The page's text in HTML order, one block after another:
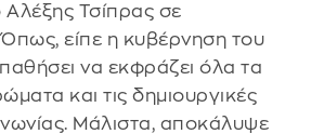
Αλέξης Τσίπρας σε
είπε η κυβέρνηση του
να εκφράζει όλα τα
και τις δημιουργικές
Μάλιστα, αποκάλυψε